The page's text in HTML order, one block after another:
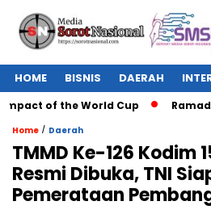
HOME BISNIS DAERAH
of the World Cup
Home / Daerah
TMMD Ke-126 Kodim
Resmi Dibuka, TNI
Pemerataan